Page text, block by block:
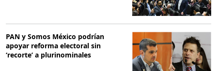
PAN y Somos México podrían
apoyar reforma electoral sin
‘recorte’ a plurinominales